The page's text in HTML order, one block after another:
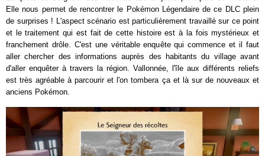
Elle nous permet de rencontrer le Pokémon Légendaire de ce DLC plein
de surprises ! L'aspect scénario est particulièrement travaillé sur ce point
et le traitement qui est fait de cette histoire est à la fois mystérieux et
franchement drôle. C'est une véritable enquête qui commence et il faut
aller chercher des informations auprès des habitants du village avant
d'aller enquêter à travers la région. Vallonnée, l'île aux différents reliefs
est très agréable à parcourir et l'on tombera ça et là sur de nouveaux et
anciens Pokémon.